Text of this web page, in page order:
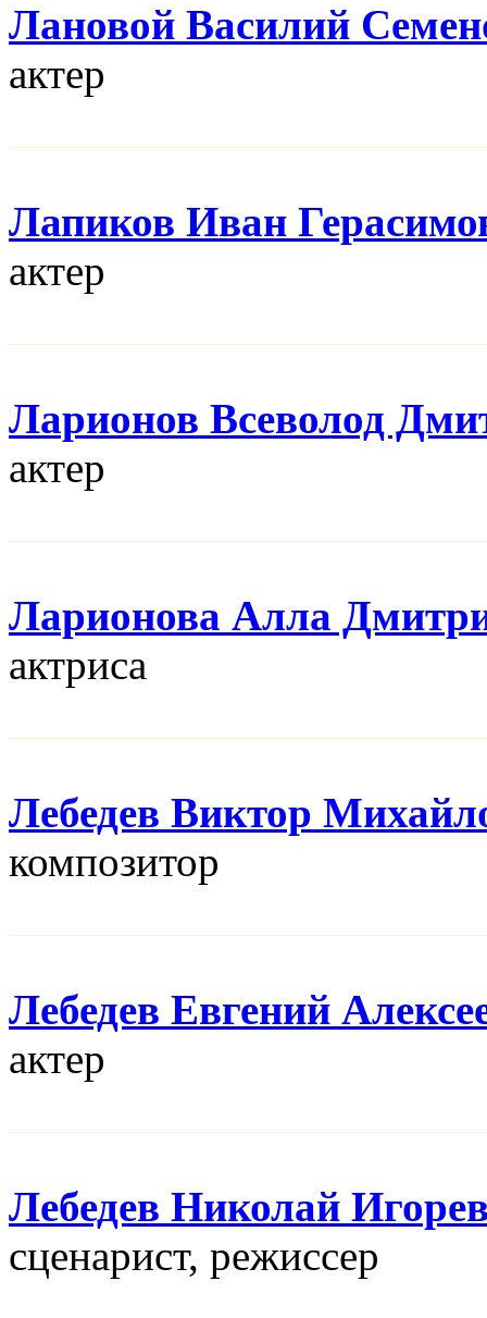
Лановой Василий
актер
Лапиков Иван
актер
Ларионов Всеволод
актер
Ларионова Алла
актриса
Лебедев Виктор
композитор
Лебедев Евгений
актер
Лебедев Николай
сценарист, режисcер